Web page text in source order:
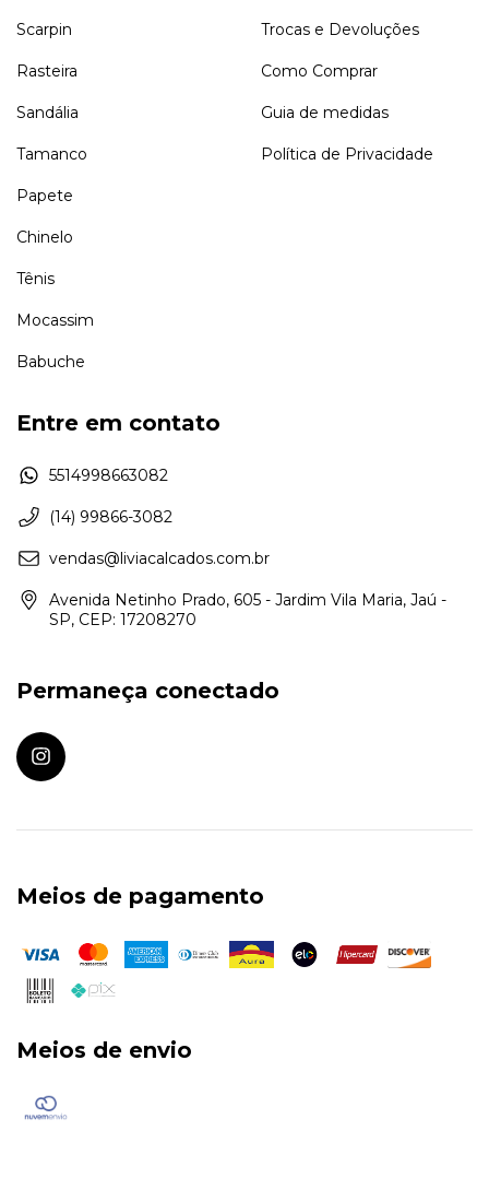
Scarpin
Rasteira
Sandália
Tamanco
Papete
Chinelo
Tênis
Mocassim
Babuche
Trocas e Devoluções
Como Comprar
Guia de medidas
Política de Privacidade
Entre em contato
5514998663082
(14) 99866-3082
vendas@liviacalcados.com.br
Avenida Netinho Prado, 605 - Jardim Vila Maria, Jaú -
SP, CEP: 17208270
Permaneça conectado
Meios de pagamento
Meios de envio